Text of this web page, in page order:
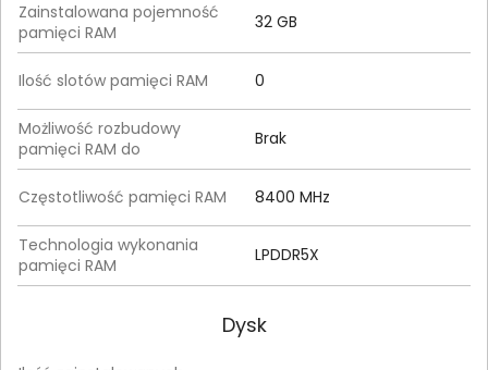
Zainstalowana pojemność
pamięci RAM
32 GB
Ilość slotów pamięci RAM 0
Możliwość rozbudowy
pamięci RAM do
Brak
Częstotliwość pamięci RAM 8400 MHz
Technologia wykonania
pamięci RAM
LPDDR5X
Dysk